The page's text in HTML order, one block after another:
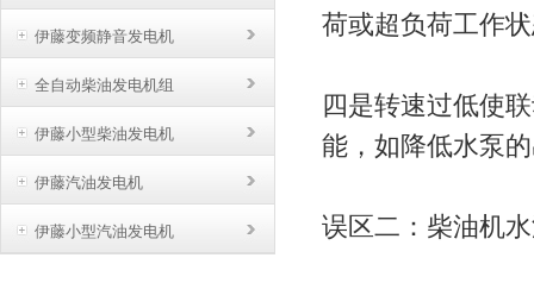
伊藤变频静音发电机
全自动柴油发电机组
伊藤小型柴油发电机
伊藤汽油发电机
伊藤小型汽油发电机
荷或超负荷工作
四是转速过低使
能，如降低水泵
误区二：柴油机